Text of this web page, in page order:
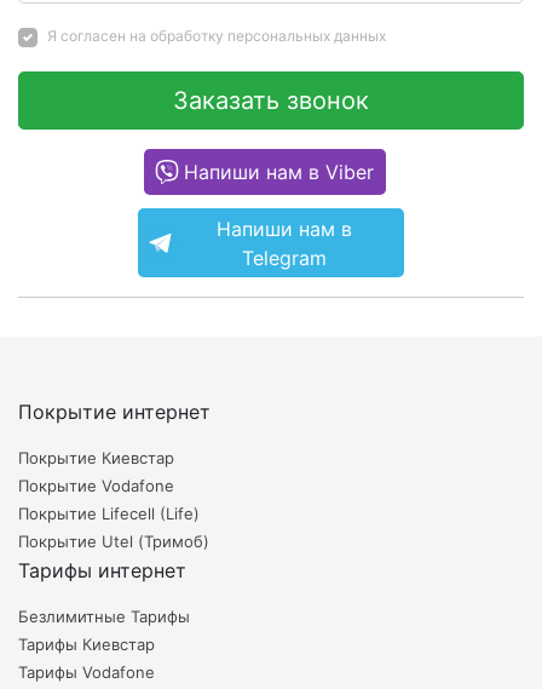
Я согласен на обработку персональных данных
Заказать звонок
Напиши нам в Viber
Напиши нам в
Telegram
Покрытие интернет
Покрытие Киевстар
Покрытие Vodafone
Покрытие Lifecell (Life)
Покрытие Utel (Тримоб)
Тарифы интернет
Безлимитные Тарифы
Тарифы Киевстар
Тарифы Vodafone